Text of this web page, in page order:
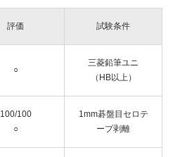
評価 試験条件
○
三菱鉛筆ユニ
（HB以上）
100/100
○
1mm碁盤目セロテ
ープ剥離